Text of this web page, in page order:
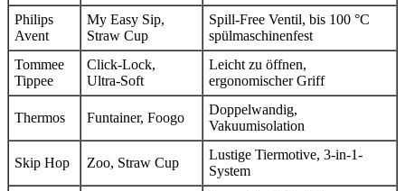
Philips
Avent
My Easy Sip,
Straw Cup
Spill‑Free Ventil, bis 100 °C
spülmaschinenfest
Tommee
Tippee
Click‑Lock,
Ultra‑Soft
Leicht zu öffnen,
ergonomischer Griff
Thermos Funtainer, Foogo
Doppelwandig,
Vakuumisolation
Skip Hop Zoo, Straw Cup
Lustige Tiermotive, 3-in-1-
System